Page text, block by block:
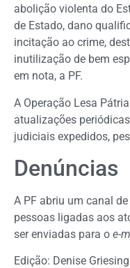
abolição violenta do
de Estado, dano
incitação ao crime,
inutilização de bem
em nota, a PF.
A Operação Lesa
atualizações
judiciais expedidos,
Denúncias
A PF abriu um canal
pessoas ligadas aos
ser enviadas para o e-
Edição: Denise